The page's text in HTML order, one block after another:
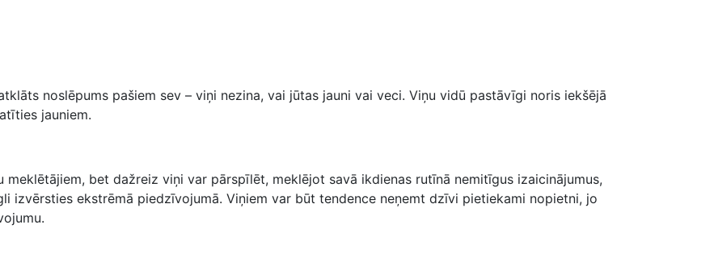
noslēpums pašiem sev – viņi nezina, vai jūtas jauni vai veci. Viņu vidū pastāvīgi noris iekšējā
jauniem.
bet dažreiz viņi var pārspīlēt, meklējot savā ikdienas rutīnā nemitīgus izaicinājumus,
izvērsties ekstrēmā piedzīvojumā. Viņiem var būt tendence neņemt dzīvi pietiekami nopietni, jo